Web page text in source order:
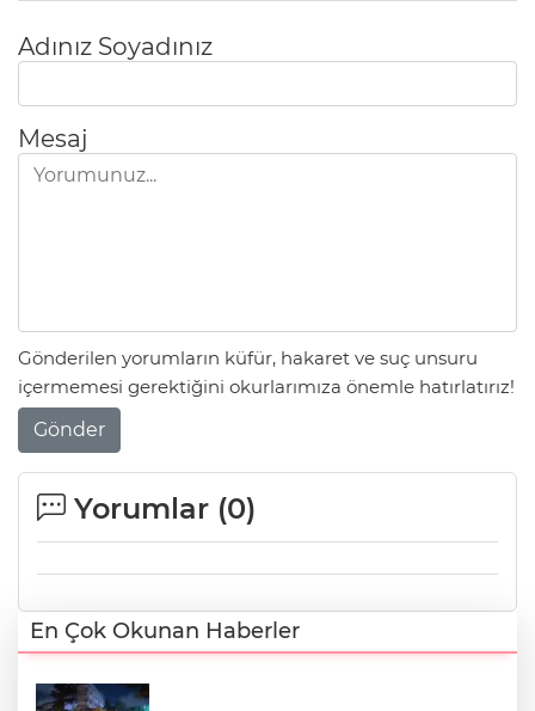
Adınız Soyadınız
Mesaj
Gönderilen yorumların küfür, hakaret ve suç unsuru
içermemesi gerektiğini okurlarımıza önemle hatırlatırız!
Gönder
Yorumlar (0)
En Çok Okunan Haberler